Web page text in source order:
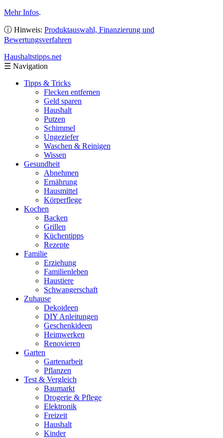
Mehr Infos.
ⓘ Hinweis: Produktauswahl, Finanzierung und
Bewertungsverfahren
Haushaltstipps.net
☰ Navigation
Tipps & Tricks
Flecken entfernen
Geld sparen
Haushalt
Putzen
Schimmel
Ungeziefer
Waschen & Reinigen
Wissen
Gesundheit
Abnehmen
Ernährung
Hausmittel
Körperflege
Kochen
Backen
Grillen
Küchentipps
Rezepte
Familie
Erziehung
Familienleben
Haustiere
Schwangerschaft
Zuhause
Dekoideen
DIY Anleitungen
Geschenkideen
Heimwerken
Renovieren
Garten
Gartenarbeit
Pflanzen
Test & Vergleich
Baumarkt
Drogerie & Pflege
Elektronik
Freizeit
Haushalt
Kinder